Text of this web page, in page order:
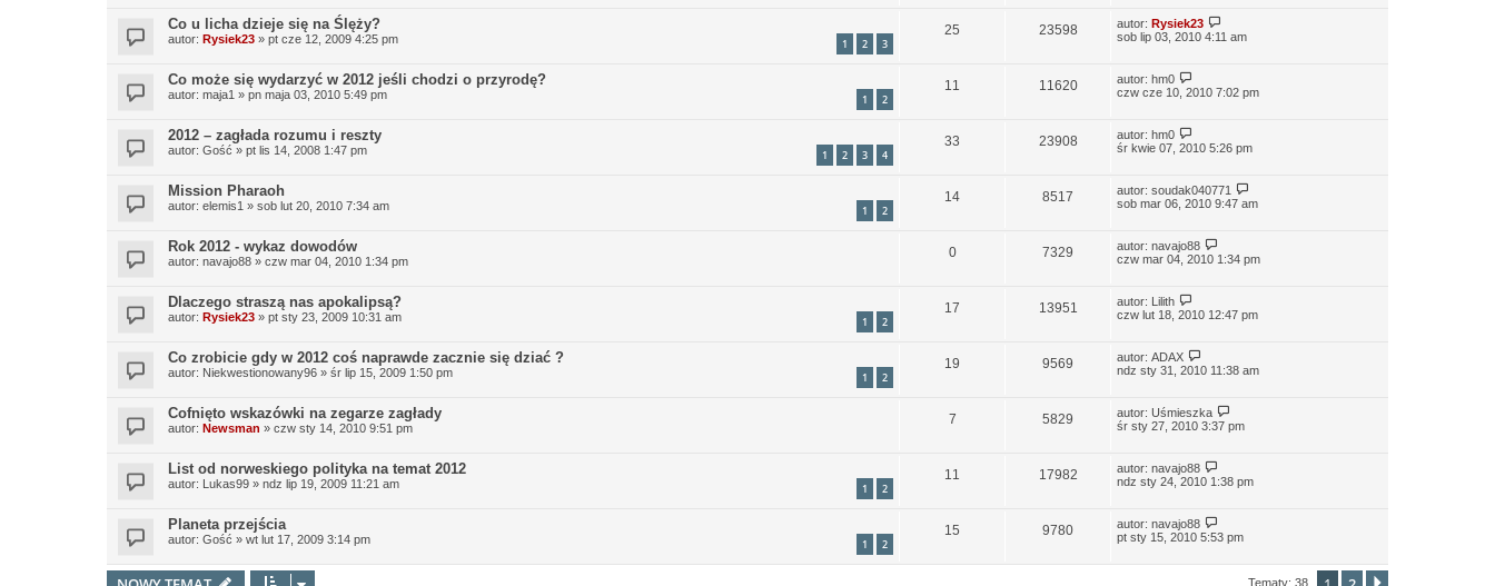
Co u licha dzieje się na Ślęży?
autor: Rysiek23 » pt cze 12, 2009 4:25 pm 1 2 3
25 23598 autor: Rysiek23
sob lip 03, 2010 4:11 am
Co może się wydarzyć w 2012 jeśli chodzi o przyrodę?
autor: maja1 » pn maja 03, 2010 5:49 pm 1 2
11 11620 autor: hm0
czw cze 10, 2010 7:02 pm
2012 – zagłada rozumu i reszty
autor: Gość » pt lis 14, 2008 1:47 pm 1 2 3 4
33 23908 autor: hm0
śr kwie 07, 2010 5:26 pm
Mission Pharaoh
autor: elemis1 » sob lut 20, 2010 7:34 am 1 2
14 8517 autor: soudak040771
sob mar 06, 2010 9:47 am
Rok 2012 - wykaz dowodów
autor: navajo88 » czw mar 04, 2010 1:34 pm
0 7329 autor: navajo88
czw mar 04, 2010 1:34 pm
Dlaczego straszą nas apokalipsą?
autor: Rysiek23 » pt sty 23, 2009 10:31 am 1 2
17 13951 autor: Lilith
czw lut 18, 2010 12:47 pm
Co zrobicie gdy w 2012 coś naprawde zacznie się dziać ?
autor: Niekwestionowany96 » śr lip 15, 2009 1:50 pm 1 2
19 9569 autor: ADAX
ndz sty 31, 2010 11:38 am
Cofnięto wskazówki na zegarze zagłady
autor: Newsman » czw sty 14, 2010 9:51 pm
7 5829 autor: Uśmieszka
śr sty 27, 2010 3:37 pm
List od norweskiego polityka na temat 2012
autor: Lukas99 » ndz lip 19, 2009 11:21 am 1 2
11 17982 autor: navajo88
ndz sty 24, 2010 1:38 pm
Planeta przejścia
autor: Gość » wt lut 17, 2009 3:14 pm 1 2
15 9780 autor: navajo88
pt sty 15, 2010 5:53 pm
Tematy: 38